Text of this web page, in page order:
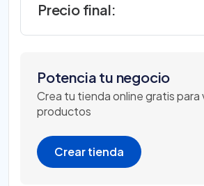
Precio final:
Potencia tu negocio
Crea tu tienda online gratis para
productos
Crear tienda